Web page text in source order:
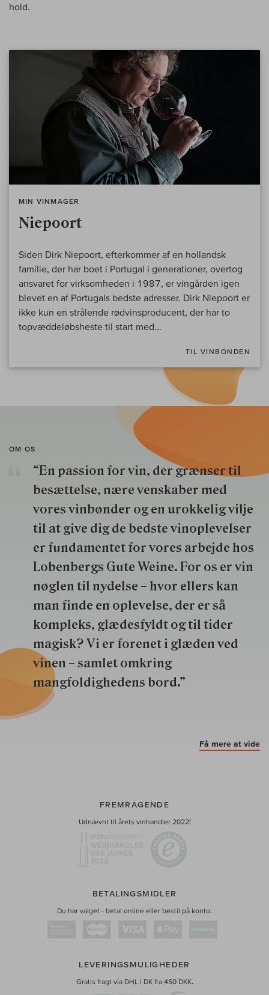
hold.
MIN VINMAGER
Niepoort
Siden Dirk Niepoort, efterkommer af en hollandsk
familie, der har boet i Portugal i generationer, overtog
ansvaret for virksomheden i 1987, er vingården igen
blevet en af Portugals bedste adresser. Dirk Niepoort er
ikke kun en strålende rødvinsproducent, der har to
topvæddeløbsheste til start med...
TIL VINBONDEN
OM OS
“En passion for vin, der grænser til
besættelse, nære venskaber med
vores vinbønder og en urokkelig vilje
til at give dig de bedste vinoplevelser
er fundamentet for vores arbejde hos
Lobenbergs Gute Weine. For os er vin
nøglen til nydelse – hvor ellers kan
man finde en oplevelse, der er så
kompleks, glædesfyldt og til tider
magisk? Vi er forenet i glæden ved
vinen – samlet omkring
mangfoldighedens bord.”
Få mere at vide
FREMRAGENDE
Udnævnt til årets vinhandler 2022!
BETALINGSMIDLER
Du har valget - betal online eller bestil på konto.
LEVERINGSMULIGHEDER
Gratis fragt via DHL i DK fra 450 DKK.